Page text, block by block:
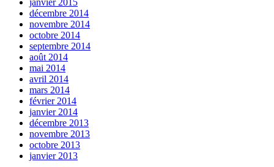
janvier 2015
décembre 2014
novembre 2014
octobre 2014
septembre 2014
août 2014
mai 2014
avril 2014
mars 2014
février 2014
janvier 2014
décembre 2013
novembre 2013
octobre 2013
janvier 2013